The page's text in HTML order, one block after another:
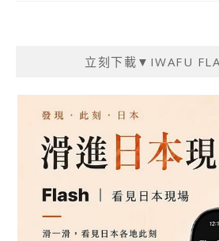
立刻下載▼IWAFU